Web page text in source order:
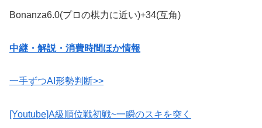
Bonanza6.0(プロの棋力に近い)+34(互角)
中継・解説・消費時間ほか情報
一手ずつAI形勢判断>>
[Youtube]A級順位戦初戦~一瞬のスキを突く